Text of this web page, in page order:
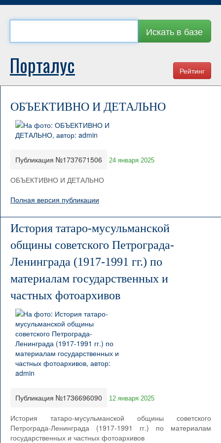
Искать в базе
Рейтинг
Порталус
ОБЪЕКТИВНО И ДЕТАЛЬНО
Публикация №1737671506 24 января 2025
ОБЪЕКТИВНО И ДЕТАЛЬНО
Полная версия публикации
История татаро-мусульманской
общины советского Петрограда-
Ленинграда (1917-1991 гг.) по
материалам государственных и
частных фотоархивов
Публикация №1736696090 12 января 2025
История татаро-мусульманской общины советского
Петрограда-Ленинграда (1917-1991 гг.) по материалам
государственных и частных фотоархивов